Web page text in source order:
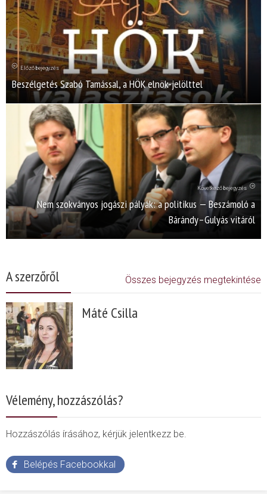
Előző bejegyzés
Beszélgetés Szabó Tamással, a HÖK elnök-jelölttel
Következő bejegyzés
Nem szokványos jogászi pályák: a politikus — Beszámoló a
Bárándy–Gulyás vitáról
A szerzőről Összes bejegyzés megtekintése
Máté Csilla
Vélemény, hozzászólás?
Hozzászólás írásához, kérjük jelentkezz be.
Belépés Facebookkal